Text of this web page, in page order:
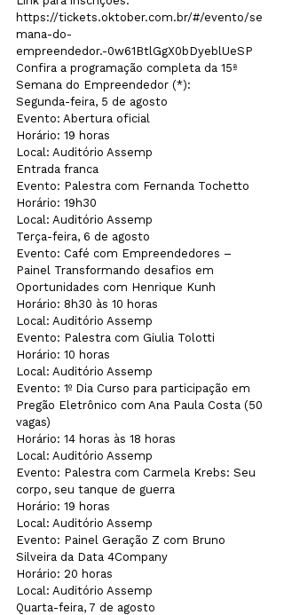
https://tickets.oktober.com.br/#/evento/se
mana-do-
empreendedor.-0w61BtlGgX0bDyeblUeSP
Confira a programação completa da 15ª
Semana do Empreendedor (*):
Segunda-feira, 5 de agosto
Evento: Abertura oficial
Horário: 19 horas
Local: Auditório Assemp
Entrada franca
Evento: Palestra com Fernanda Tochetto
Horário: 19h30
Local: Auditório Assemp
Terça-feira, 6 de agosto
Evento: Café com Empreendedores –
Painel Transformando desafios em
Oportunidades com Henrique Kunh
Horário: 8h30 às 10 horas
Local: Auditório Assemp
Evento: Palestra com Giulia Tolotti
Horário: 10 horas
Local: Auditório Assemp
Evento: 1º Dia Curso para participação em
Pregão Eletrônico com Ana Paula Costa (50
vagas)
Horário: 14 horas às 18 horas
Local: Auditório Assemp
Evento: Palestra com Carmela Krebs: Seu
corpo, seu tanque de guerra
Horário: 19 horas
Local: Auditório Assemp
Evento: Painel Geração Z com Bruno
Silveira da Data 4Company
Horário: 20 horas
Local: Auditório Assemp
Quarta-feira, 7 de agosto